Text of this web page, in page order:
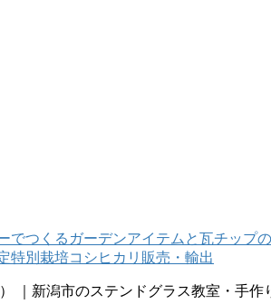
｜新潟市のステンドグラス教室・手作